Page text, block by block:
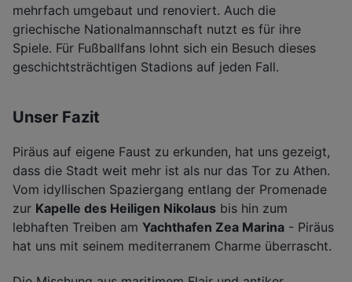
mehrfach umgebaut und renoviert. Auch die
griechische Nationalmannschaft nutzt es für ihre
Spiele. Für Fußballfans lohnt sich ein Besuch dieses
geschichtsträchtigen Stadions auf jeden Fall.
Unser Fazit
Piräus auf eigene Faust zu erkunden, hat uns gezeigt,
dass die Stadt weit mehr ist als nur das Tor zu Athen.
Vom idyllischen Spaziergang entlang der Promenade
zur Kapelle des Heiligen Nikolaus bis hin zum
lebhaften Treiben am Yachthafen Zea Marina - Piräus
hat uns mit seinem mediterranem Charme überrascht.